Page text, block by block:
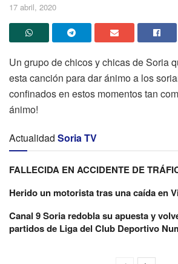
17 abril, 2020
Un grupo de chicos y chicas de Soria
esta canción para dar ánimo a los
confinados en estos momentos tan
ánimo!
Actualidad Soria TV
FALLECIDA EN ACCIDENTE DE
Herido un motorista tras una caída en
Canal 9 Soria redobla su apuesta y
partidos de Liga del Club Deportivo